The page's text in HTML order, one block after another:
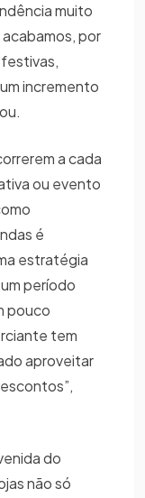
muito
por
incremento
a cada
ou evento
é
estratégia
período
pouco
tem
aproveitar
do
não só